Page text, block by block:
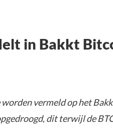
in Bakkt
vermeld op het
dit terwijl de